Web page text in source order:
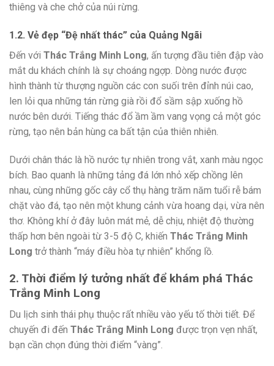
thiêng và che chở của núi rừng.
1.2. Vẻ đẹp “Đệ nhất thác” của Quảng Ngãi
Đến với Thác Trắng Minh Long, ấn tượng đầu tiên đập vào
mắt du khách chính là sự choáng ngợp. Dòng nước được
hình thành từ thượng nguồn các con suối trên đỉnh núi cao,
len lỏi qua những tán rừng già rồi đổ sầm sập xuống hồ
nước bên dưới. Tiếng thác đổ ầm ầm vang vọng cả một góc
rừng, tạo nên bản hùng ca bất tận của thiên nhiên.
Dưới chân thác là hồ nước tự nhiên trong vắt, xanh màu ngọc
bích. Bao quanh là những tảng đá lớn nhỏ xếp chồng lên
nhau, cùng những gốc cây cổ thụ hàng trăm năm tuổi rễ bám
chặt vào đá, tạo nên một khung cảnh vừa hoang dại, vừa nên
thơ. Không khí ở đây luôn mát mẻ, dễ chịu, nhiệt độ thường
thấp hơn bên ngoài từ 3-5 độ C, khiến Thác Trắng Minh
Long trở thành “máy điều hòa tự nhiên” khổng lồ.
2. Thời điểm lý tưởng nhất để khám phá Thác
Trắng Minh Long
Du lịch sinh thái phụ thuộc rất nhiều vào yếu tố thời tiết. Để
chuyến đi đến Thác Trắng Minh Long được trọn vẹn nhất,
bạn cần chọn đúng thời điểm “vàng”.